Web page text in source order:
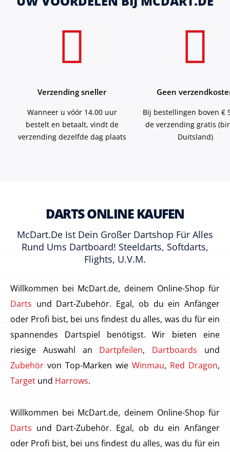
Verzending sneller
Wanneer u vóór 14.00 uur
bestelt en betaalt, vindt de
verzending dezelfde dag plaats
Geen
Bij bestellingen boven €
de verzending gratis
Duitsland)
DARTS ONLINE KAUFEN
McDart.de Ist Dein Großer Dartshop Für Alles
Rund Ums Dartboard! Steeldarts, Softdarts,
Flights, U.v.m.
Willkommen bei McDart.de, deinem Online-Shop für
Darts und Dart-Zubehör. Egal, ob du ein Anfänger
oder Profi bist, bei uns findest du alles, was du für ein
spannendes Dartspiel benötigst. Wir bieten eine
riesige Auswahl an Dartpfeilen, Dartboards und
Zubehör von Top-Marken wie Winmau, Red Dragon,
Target und Harrows.
Willkommen bei McDart.de, deinem Online-Shop für
Darts und Dart-Zubehör. Egal, ob du ein Anfänger
oder Profi bist, bei uns findest du alles, was du für ein